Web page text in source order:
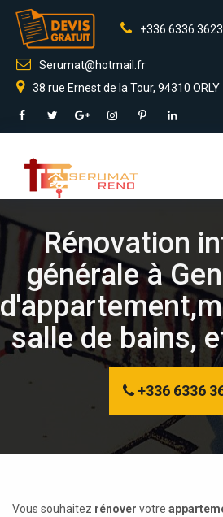
+336 6336 3623
Serumat@hotmail.fr
38 rue Ernest de la Tour, 94310 ORLY
Rénovation
générale à
salle de bains,
+336 6336
Vous souhaitez rénover votre